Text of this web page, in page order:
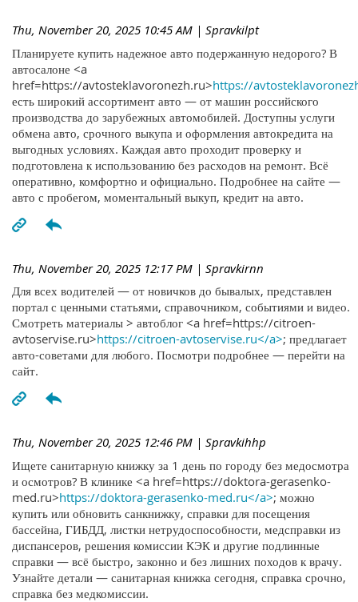
Thu, November 20, 2025 10:45 AM | Spravkilpt
Планируете купить надежное авто подержанную недорого? В
автосалоне <a
href=https://avtosteklavoronezh.ru>https://
есть широкий ассортимент авто — от машин российского
производства до зарубежных автомобилей. Доступны услуги
обмена авто, срочного выкупа и оформления автокредита на
выгодных условиях. Каждая авто проходит проверку и
подготовлена к использованию без расходов на ремонт. Всё
оперативно, комфортно и официально. Подробнее на сайте —
авто с пробегом, моментальный выкуп, кредит на авто.
Thu, November 20, 2025 12:17 PM | Spravkirnn
Для всех водителей — от новичков до бывалых, представлен
портал с ценными статьями, справочником, событиями и видео.
Смотреть материалы > автоблог <a href=https://citroen-
avtoservise.ru>https://citroen-avtoservise.ru</a>; предлагает
авто-советами для любого. Посмотри подробнее — перейти на
сайт.
Thu, November 20, 2025 12:46 PM | Spravkihhp
Ищете санитарную книжку за 1 день по городу без медосмотра
и осмотров? В клинике <a href=https://doktora-gerasenko-
med.ru>https://doktora-gerasenko-med.ru</a>; можно
купить или обновить санкнижку, справки для посещения
бассейна, ГИБДД, листки нетрудоспособности, медсправки из
диспансеров, решения комиссии КЭК и другие подлинные
справки — всё быстро, законно и без лишних походов к врачу.
Узнайте детали — санитарная книжка сегодня, справка срочно,
справка без медкомиссии.